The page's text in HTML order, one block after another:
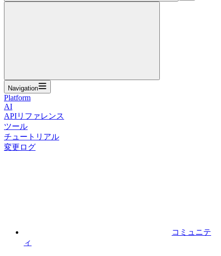
Navigation
Platform
AI
APIリファレンス
ツール
チュートリアル
変更ログ
コミュニテ
ィ